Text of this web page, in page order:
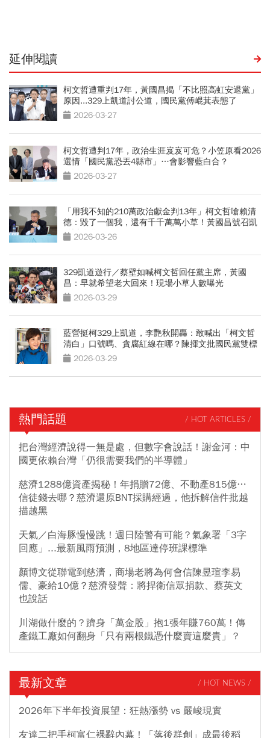
延伸閱讀
柯文哲遭重判17年，黃國昌揭「不比照高虹安退黨」
原因...329上凱道討公道，國民黨傅崐萁表態了
2026-03-27
柯文哲遭判17年，政治生涯岌岌可危？小笠原看2026
選情「國民黨恐丟4縣市」…會影響藍白合？
2026-03-27
「用我不知的210萬政治獻金判13年」柯文哲嗆賴清
德：毀了一個我，還有千千萬萬小草！黃國昌號召凱
道討公道
2026-03-26
329凱道遊行／蔡壁如喊柯文哲回任黨主席，黃國
昌：早就希望老大回來！現場小草人數曝光
2026-03-29
藍營挺柯329上凱道，李艷秋開轟：敢喊出「柯文哲
清白」口號嗎、貪腐紅線在哪？陳揮文批國民黨雙標
2026-03-29
熱門話題 / HOT ARTICLES /
把台灣經濟說得一無是處，但數字會說話！謝金河：中
國更依賴台灣「仍很需要我們的半導體」
慈濟1288億資產揭秘！年捐贈72億、不動產815億…
信徒錢去哪？慈濟還原BNT採購經過，他拆解信件批越
描越黑
天氣／白海豚慢慢跳！週日陸警有可能？氣象署「3字
回應」...最新風雨預測，8地區達停班課標準
顏博文從聯電到慈濟，商場老將為何會信陳昱瑄李易
儒、豪給10億？慈濟發聲：將捍衛信眾捐款、蔡英文
也說話
川湖做什麼的？躋身「萬金股」抱1張年賺760萬！傳
產鐵工廠如何翻身「只有兩根鐵憑什麼賣這麼貴」？
最新文章 / HOT NEWS /
2026年下半年投資展望：狂熱漲勢 vs 嚴峻現實
友達二把手柯富仁裸辭內幕！「落後群創」成最後稻